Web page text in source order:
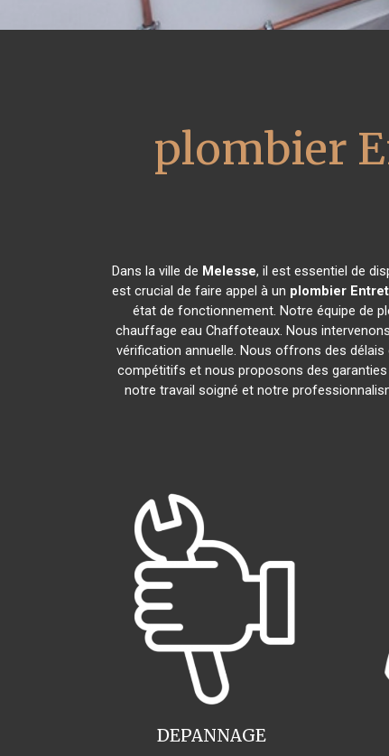
plombier
Dans la ville de Melesse, il est essentiel de
est crucial de faire appel à un plombier
état de fonctionnement. Notre équipe de
chauffage eau Chaffoteaux. Nous
vérification annuelle. Nous offrons des
compétitifs et nous proposons des
notre travail soigné et notre
DEPANNAGE